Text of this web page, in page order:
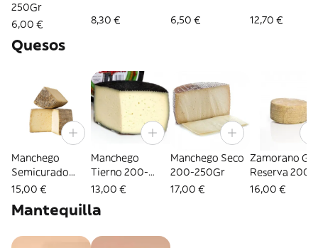
250Gr
6,00 €
8,30 € 6,50 € 12,70 €
Quesos
Manchego
Semicurado
200-250Gr
15,00 €
Manchego
Tierno 200-
250Gr
13,00 €
Manchego Seco
200-250Gr
17,00 €
Zamorano
Reserva 200-
250Gr
16,00 €
Mantequilla